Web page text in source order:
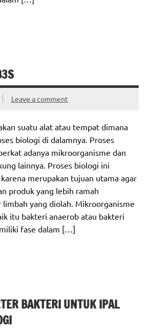
Leave a comment
suatu alat atau tempat dimana
biologi di dalamnya. Proses
adanya mikroorganisme dan
lainnya. Proses biologi ini
merupakan tujuan utama agar
produk yang lebih ramah
limbah yang diolah. Mikroorganisme
itu bakteri anaerob atau bakteri
fase dalam […]
BAKTERI UNTUK IPAL